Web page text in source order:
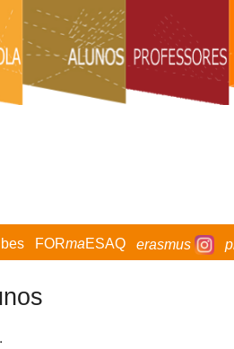
FORmaESAQ erasmus